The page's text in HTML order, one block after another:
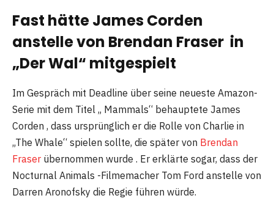
Fast hätte James Corden
anstelle von Brendan Fraser in
„Der Wal“ mitgespielt
Im Gespräch mit Deadline über seine neueste Amazon-
Serie mit dem Titel „ Mammals“ behauptete James
Corden , dass ursprünglich er die Rolle von Charlie in
„The Whale“ spielen sollte, die später von Brendan
Fraser übernommen wurde . Er erklärte sogar, dass der
Nocturnal Animals -Filmemacher Tom Ford anstelle von
Darren Aronofsky die Regie führen würde.